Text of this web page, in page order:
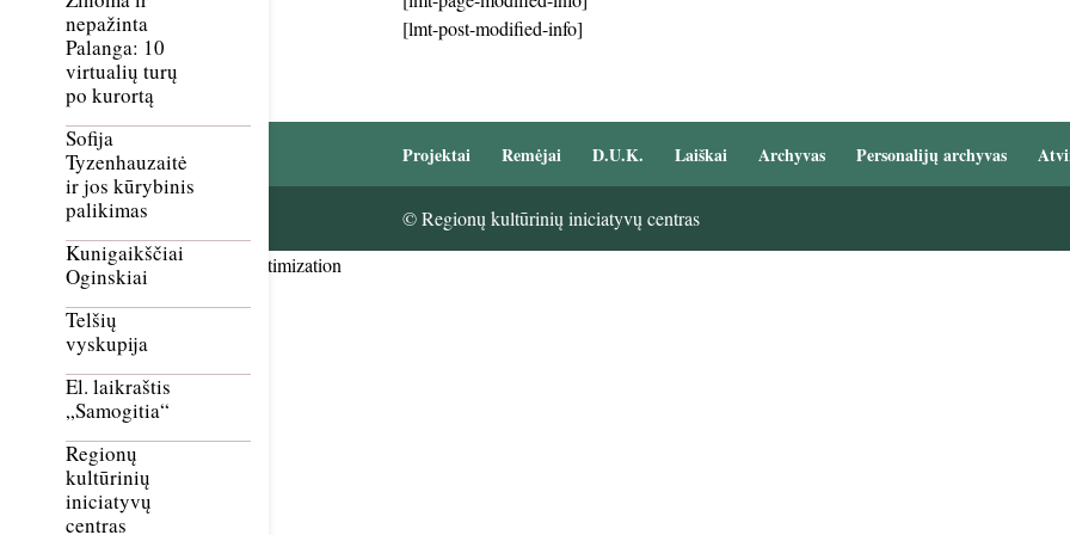
nepažinta
Palanga: 10
virtualių turų
po kurortą
Sofija
Tyzenhauzaitė
ir jos kūrybinis
palikimas
Kunigaikščiai
Oginskiai
Telšių
vyskupija
El. laikraštis
„Samogitia“
Regionų
kultūrinių
iniciatyvų
centras
[lmt-post-modified-info]
Projektai Remėjai D.U.K. Laiškai Archyvas Personalijų archyvas
© Regionų kultūrinių iniciatyvų centras
Smush Image Compression and Optimization